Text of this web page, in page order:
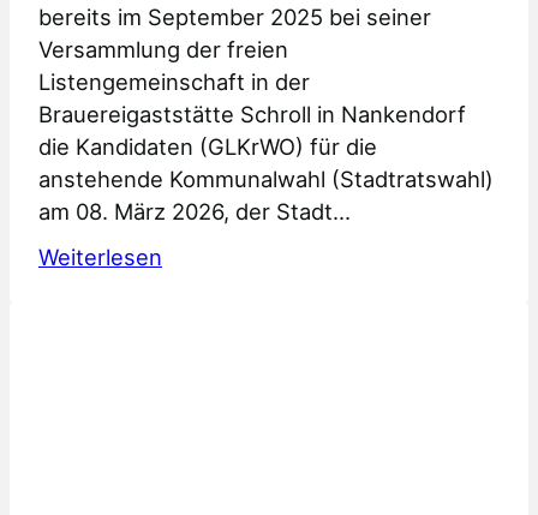
bereits im September 2025 bei seiner
Versammlung der freien
Listengemeinschaft in der
Brauereigaststätte Schroll in Nankendorf
die Kandidaten (GLKrWO) für die
anstehende Kommunalwahl (Stadtratswahl)
am 08. März 2026, der Stadt…
Weiterlesen